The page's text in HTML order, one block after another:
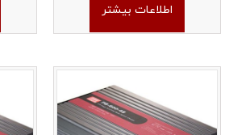
اطلاعات بیشتر